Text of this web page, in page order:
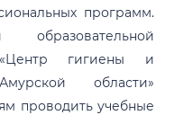
программ.
гигиены и
области»
проводить учебные